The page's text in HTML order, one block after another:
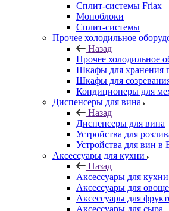
Сплит-системы Friax
Моноблоки
Сплит-системы
Прочее холодильное
Назад
Прочее холодильное
Шкафы для хранения
Шкафы для
Кондиционеры для
Диспенсеры для вина
Назад
Диспенсеры для вина
Устройства для
Устройства для вин в
Аксессуары для кухни
Назад
Аксессуары для кухни
Аксессуары для
Аксессуары для
Аксессуары для сыра